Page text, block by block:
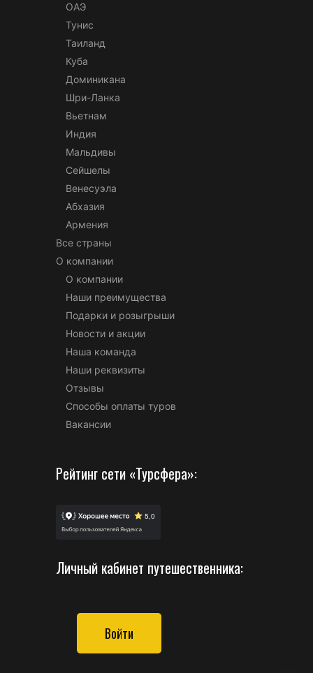
ОАЭ
Тунис
Таиланд
Куба
Доминикана
Шри-Ланка
Вьетнам
Индия
Мальдивы
Сейшелы
Венесуэла
Абхазия
Армения
Все страны
О компании
О компании
Наши преимущества
Подарки и розыгрыши
Новости и акции
Наша команда
Наши реквизиты
Отзывы
Способы оплаты туров
Вакансии
Рейтинг сети «Турсфера»:
Личный кабинет путешественника:
Войти